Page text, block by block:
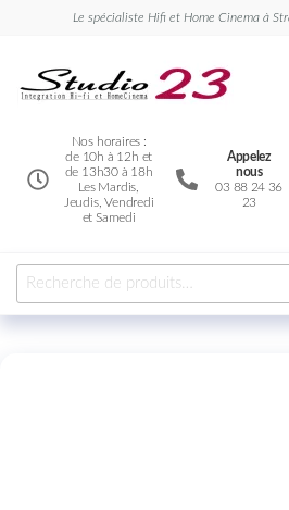
Le spécialiste Hifi et Home Cinema à
Nos horaires :
de 10h à 12h et
de 13h30 à 18h
Les Mardis,
Jeudis, Vendredi
et Samedi
Appelez
nous
03 88 24 36
23